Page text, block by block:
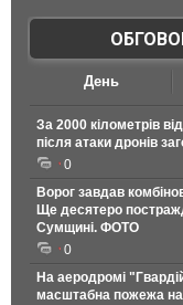
День
За 2000 кілометрів
після атаки дронів
0
Ворог завдав
Ще десятеро
Сумщині. ФОТО
0
На аеродромі
масштабна пожежа на